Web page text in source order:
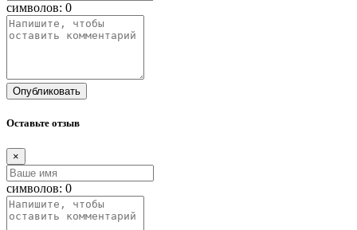
символов: 0
Опубликовать
Оставьте отзыв
×
символов: 0